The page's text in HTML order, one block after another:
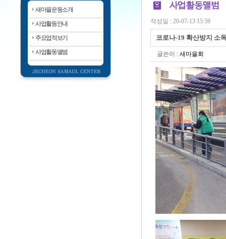
새마을운동소개
사업활동안내
주요업적보기
사업활동앨범
작성일 : 20-07-13 15:59
코로나-19 확산방지 소
글쓴이 :새마을회